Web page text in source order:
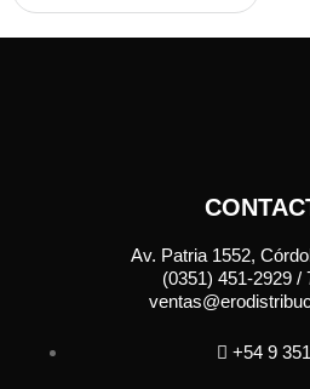
Av. Patria 1552,
(0351) 451-2929 /
+54 9